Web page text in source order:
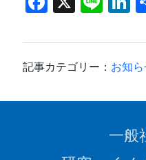
c
e
e k
e
記事カテゴリー： お知
一般